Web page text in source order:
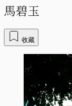
馬碧玉
收藏